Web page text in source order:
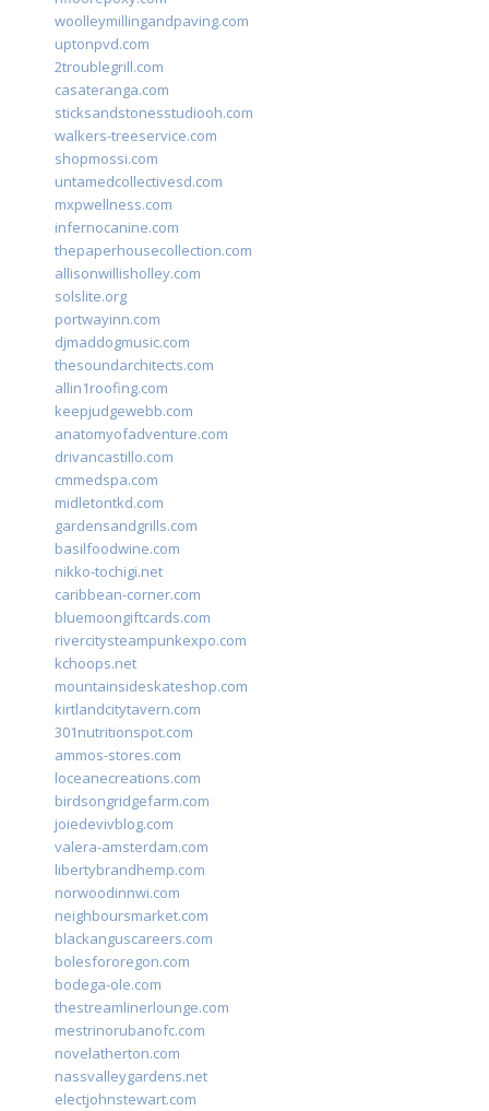
woolleymillingandpaving.com
uptonpvd.com
2troublegrill.com
casateranga.com
sticksandstonesstudiooh.com
walkers-treeservice.com
shopmossi.com
untamedcollectivesd.com
mxpwellness.com
infernocanine.com
thepaperhousecollection.com
allisonwillisholley.com
solslite.org
portwayinn.com
djmaddogmusic.com
thesoundarchitects.com
allin1roofing.com
keepjudgewebb.com
anatomyofadventure.com
drivancastillo.com
cmmedspa.com
midletontkd.com
gardensandgrills.com
basilfoodwine.com
nikko-tochigi.net
caribbean-corner.com
bluemoongiftcards.com
rivercitysteampunkexpo.com
kchoops.net
mountainsideskateshop.com
kirtlandcitytavern.com
301nutritionspot.com
ammos-stores.com
loceanecreations.com
birdsongridgefarm.com
joiedevivblog.com
valera-amsterdam.com
libertybrandhemp.com
norwoodinnwi.com
neighboursmarket.com
blackanguscareers.com
bolesfororegon.com
bodega-ole.com
thestreamlinerlounge.com
mestrinorubanofc.com
novelatherton.com
nassvalleygardens.net
electjohnstewart.com